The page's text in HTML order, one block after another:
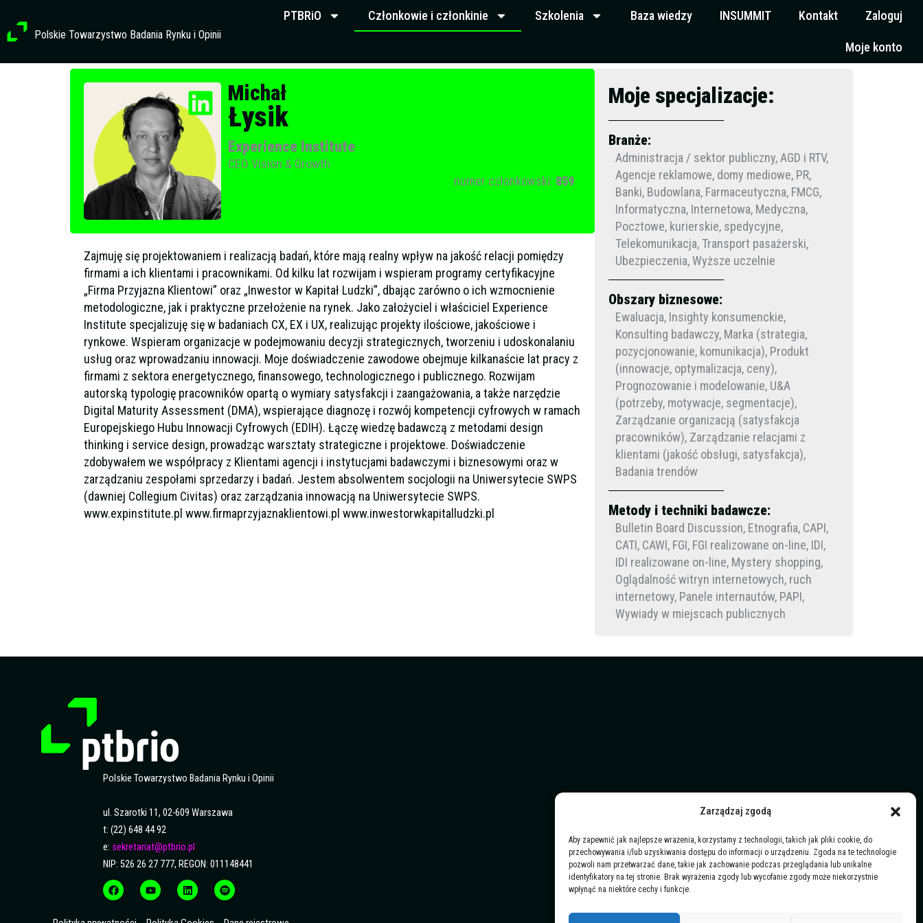
Zarządzaj zgodą
Aby zapewnić jak najlepsze wrażenia, korzystamy z technologii, takich jak pliki cookie, do
przechowywania i/lub uzyskiwania dostępu do informacji o urządzeniu. Zgoda na te technologie
pozwoli nam przetwarzać dane, takie jak zachowanie podczas przeglądania lub unikalne
identyfikatory na tej stronie. Brak wyrażenia zgody lub wycofanie zgody może niekorzystnie
wpłynąć na niektóre cechy i funkcje.
treści
Polskie Towarzystwo Badania Rynku i Opinii
PTBRiO Członkowie i członkinie Szkolenia Baza wiedzy INSUMMIT Kontakt Zaloguj
Moje konto
Profil członkowski
Michał
Łysik
Experience Institute
CEO Vision & Growth
numer członkowski: 859
Zajmuję się projektowaniem i realizacją badań, które mają realny wpływ na jakość relacji pomiędzy
firmami a ich klientami i pracownikami. Od kilku lat rozwijam i wspieram programy certyfikacyjne
„Firma Przyjazna Klientowi” oraz „Inwestor w Kapitał Ludzki”, dbając zarówno o ich wzmocnienie
metodologiczne, jak i praktyczne przełożenie na rynek. Jako założyciel i właściciel Experience
Institute specjalizuję się w badaniach CX, EX i UX, realizując projekty ilościowe, jakościowe i
rynkowe. Wspieram organizacje w podejmowaniu decyzji strategicznych, tworzeniu i udoskonalaniu
usług oraz wprowadzaniu innowacji. Moje doświadczenie zawodowe obejmuje kilkanaście lat pracy z
firmami z sektora energetycznego, finansowego, technologicznego i publicznego. Rozwijam
autorską typologię pracowników opartą o wymiary satysfakcji i zaangażowania, a także narzędzie
Digital Maturity Assessment (DMA), wspierające diagnozę i rozwój kompetencji cyfrowych w ramach
Europejskiego Hubu Innowacji Cyfrowych (EDIH). Łączę wiedzę badawczą z metodami design
thinking i service design, prowadząc warsztaty strategiczne i projektowe. Doświadczenie
zdobywałem we współpracy z Klientami agencji i instytucjami badawczymi i biznesowymi oraz w
zarządzaniu zespołami sprzedarzy i badań. Jestem absolwentem socjologii na Uniwersytecie SWPS
(dawniej Collegium Civitas) oraz zarządzania innowacją na Uniwersytecie SWPS.
www.expinstitute.pl www.firmaprzyjaznaklientowi.pl www.inwestorwkapitalludzki.pl
Moje specjalizacje:
Branże:
Administracja / sektor publiczny, AGD i RTV,
Agencje reklamowe, domy mediowe, PR,
Banki, Budowlana, Farmaceutyczna, FMCG,
Informatyczna, Internetowa, Medyczna,
Pocztowe, kurierskie, spedycyjne,
Telekomunikacja, Transport pasażerski,
Ubezpieczenia, Wyższe uczelnie
Obszary biznesowe:
Ewaluacja, Insighty konsumenckie,
Konsulting badawczy, Marka (strategia,
pozycjonowanie, komunikacja), Produkt
(innowacje, optymalizacja, ceny),
Prognozowanie i modelowanie, U&A
(potrzeby, motywacje, segmentacje),
Zarządzanie organizacją (satysfakcja
pracowników), Zarządzanie relacjami z
klientami (jakość obsługi, satysfakcja),
Badania trendów
Metody i techniki badawcze:
Bulletin Board Discussion, Etnografia, CAPI,
CATI, CAWI, FGI, FGI realizowane on-line, IDI,
IDI realizowane on-line, Mystery shopping,
Oglądalność witryn internetowych, ruch
internetowy, Panele internautów, PAPI,
Wywiady w miejscach publicznych
Polskie Towarzystwo Badania Rynku i Opinii
ul. Szarotki 11, 02-609 Warszawa
t: (22) 648 44 92
e: sekretariat@ptbrio.pl
NIP: 526 26 27 777, REGON: 011148441
F
a
c
b
Y
o
u
u
L
i
n
e
S
p
o
i